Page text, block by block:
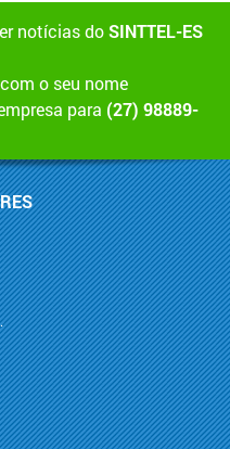
notícias doSINTTEL-ES
o seu nome
para (27) 98889-